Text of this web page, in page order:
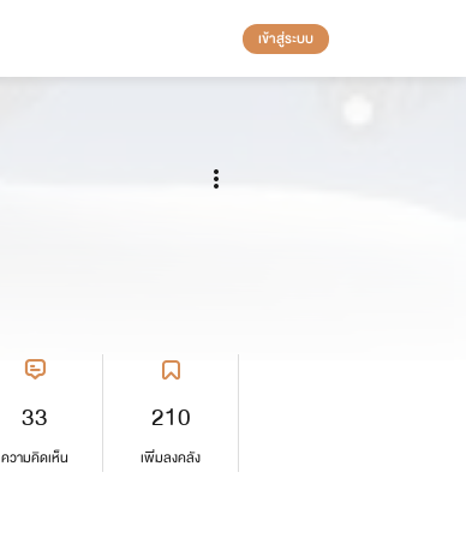
เข้าสู่ระบบ
33
ความคิดเห็น
210
เพิ่มลงคลัง